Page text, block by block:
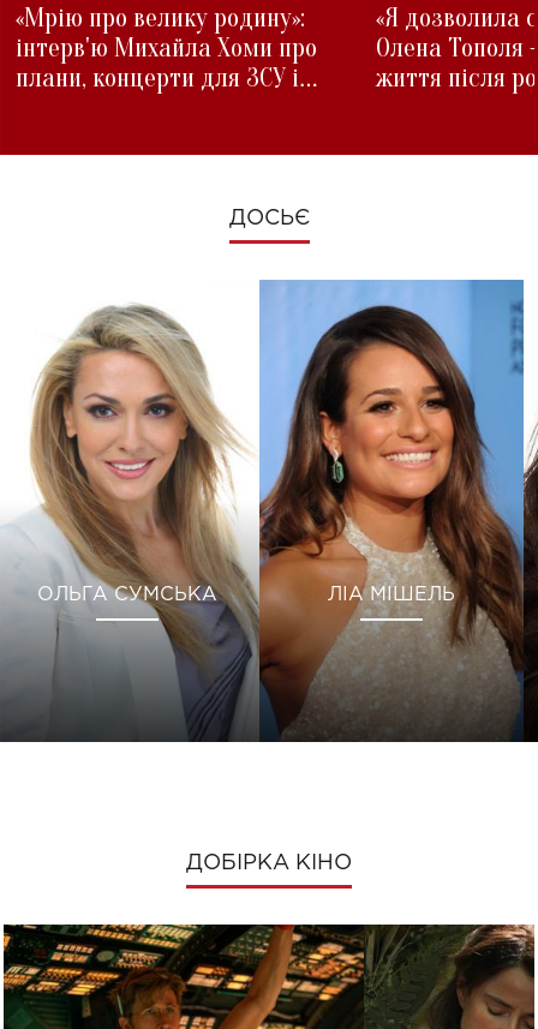
«Мрію про велику родину»:
інтерв'ю Михайла Хоми про
плани, концерти для ЗСУ і
«Я дозволила
Олена Тополя
життя після
ДОСЬЄ
ОЛЬГА СУМСЬКА ЛІА МІШЕЛЬ
ДОБІРКА КІНО